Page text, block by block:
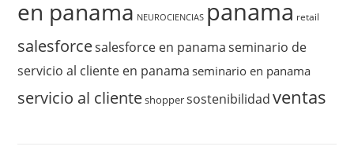
en panama NEUROCIENCIAS panama retail
salesforcesalesforce en panama seminario de
servicio al cliente en panama seminario en panama
servicio al clienteshoppersostenibilidad ventas